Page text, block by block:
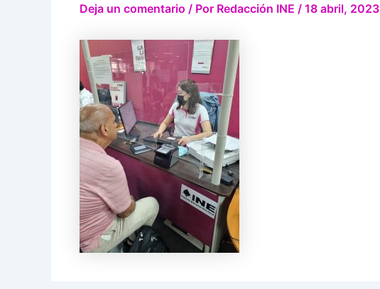
Deja un comentario / Por Redacción INE / 18 abril, 2023